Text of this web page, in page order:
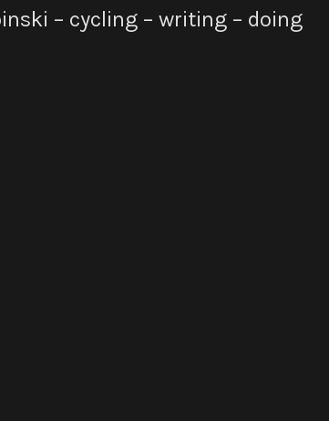
– cycling – writing – doing